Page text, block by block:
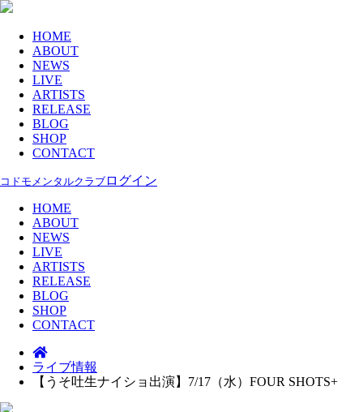
HOME
ABOUT
NEWS
LIVE
ARTISTS
RELEASE
BLOG
SHOP
CONTACT
コドモメンタルクラブ ログイン
HOME
ABOUT
NEWS
LIVE
ARTISTS
RELEASE
BLOG
SHOP
CONTACT
ライブ情報
【うそ吐生ナイショ出演】7/17（水）FOUR SHOTS+